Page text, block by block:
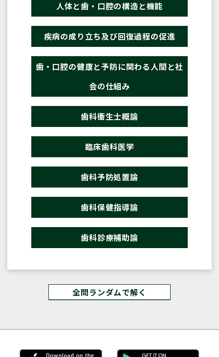
人体と歯・口腔の構造と機能
疾病の成り立ち及び回復過程の促進
歯・口腔の健康と予防に関わる人間と社
会の仕組み
歯科衛生士概論
臨床歯科医学
歯科予防処置論
歯科保健指導論
歯科診療補助論
全問ランダムで解く